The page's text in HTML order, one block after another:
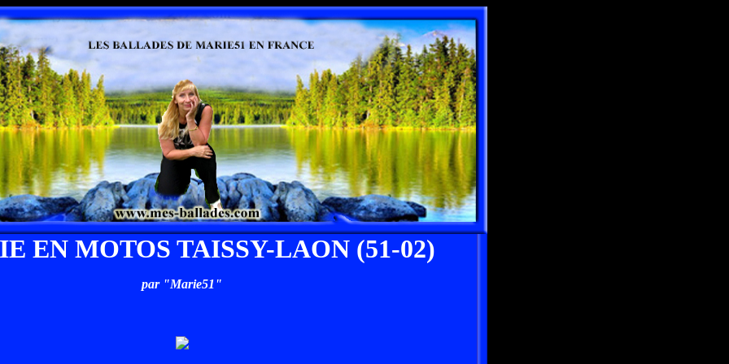
EN MOTOS TAISSY-LAON (51-02)
par "Marie51"